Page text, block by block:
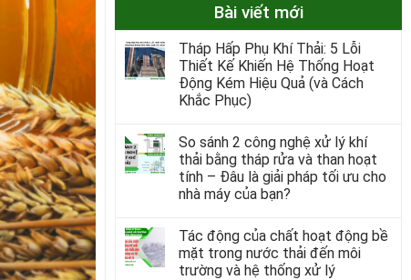
Bài viết mới
Tháp Hấp Phụ Khí Thải: 5 Lỗi
Thiết Kế Khiến Hệ Thống Hoạt
Động Kém Hiệu Quả (và Cách
Khắc Phục)
So sánh 2 công nghệ xử lý khí
thải bằng tháp rửa và than hoạt
tính – Đâu là giải pháp tối ưu cho
nhà máy của bạn?
Tác động của chất hoạt động bề
mặt trong nước thải đến môi
trường và hệ thống xử lý